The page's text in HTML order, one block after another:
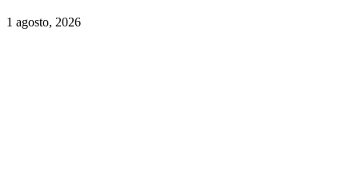
1 agosto, 2026